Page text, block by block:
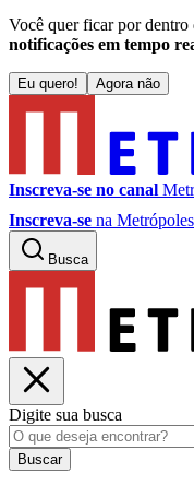
Você quer ficar por dentro
notificações em tempo
Eu quero! Agora não
Inscreva-se no canal
Inscreva-se na
Busca
Digite sua busca
Buscar